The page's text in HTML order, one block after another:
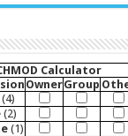
Calculator
OwnerGroup
(4)
(2)
(1)